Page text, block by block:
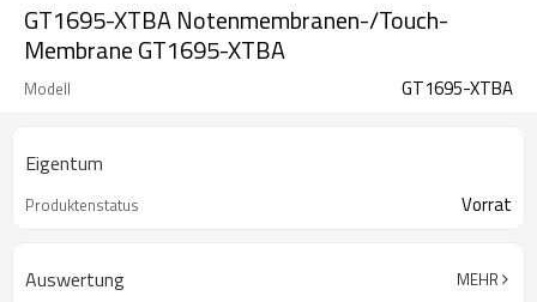
GT1695-XTBA Notenmembranen-/Touch-
Membrane GT1695-XTBA
Modell GT1695-XTBA
Eigentum
Produktenstatus Vorrat
Auswertung MEHR